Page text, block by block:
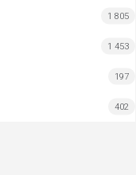
1 805
1 453
197
402